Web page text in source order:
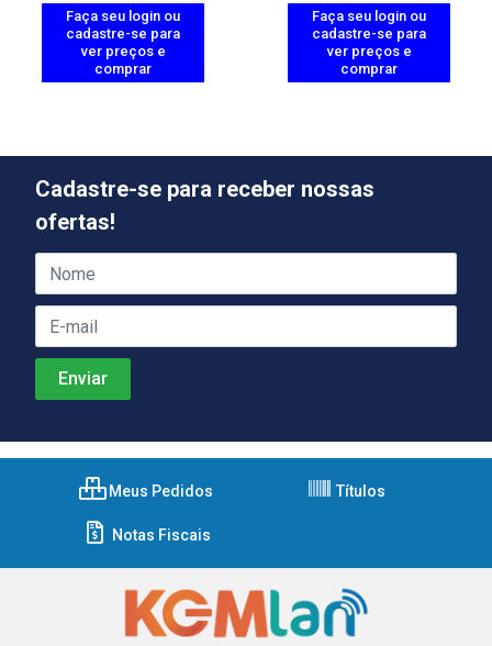
Faça seu login ou
cadastre-se para
ver preços e
comprar
Faça seu login ou
cadastre-se para
ver preços e
comprar
Cadastre-se para receber nossas
ofertas!
Meus Pedidos Títulos
Notas Fiscais